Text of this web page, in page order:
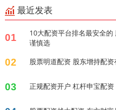
最近发表
01
10大配资平台排名最安全
谨慎选
02 股票明道配资 股东增持配资
03 正规配资开户 杠杆申宝配